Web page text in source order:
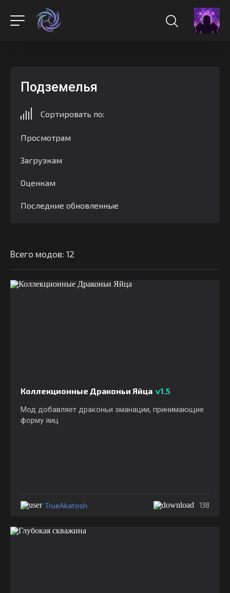
Подземелья
Сортировать по:
Просмотрам
Загрузкам
Оценкам
Последние обновленные
Всего модов: 12
Коллекционные Драконьи Яйца v1.5
Мод добавляет драконьи эманации, принимающие
форму яиц
TrueAkatosh 138